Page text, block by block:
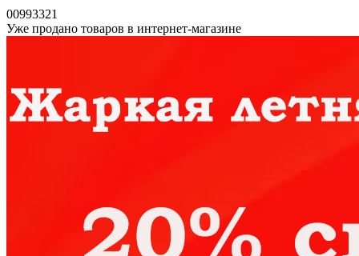
00993321
Уже продано товаров в интернет-магазине